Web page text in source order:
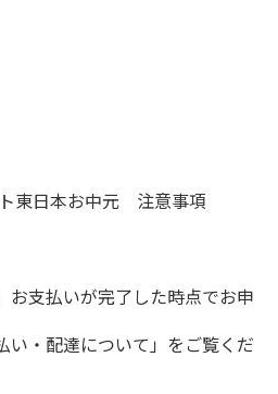
東日本お中元 注意事項
支払いが完了した時点でお申
い・配達について」をご覧くだ